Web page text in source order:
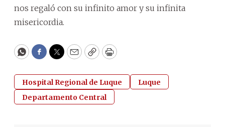
nos regaló con su infinito amor y su infinita
misericordia.
WhatsApp
Facebook
Twitter
EmailCopyPrint
Hospital Regional de Luque
Luque
Departamento Central